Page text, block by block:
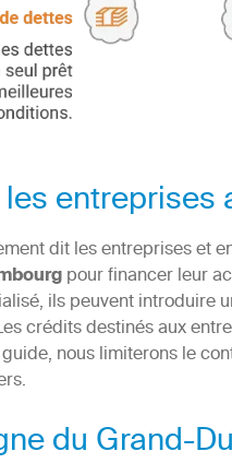
entreprises
dit les entreprises et
pour financer leur
ils peuvent introduire
crédits destinés aux
nous limiterons le
du Grand-